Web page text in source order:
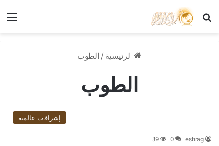
بحث عن
الرئيسية / الطوب
الطوب
إشراقات عالمية
eshrag
0
89